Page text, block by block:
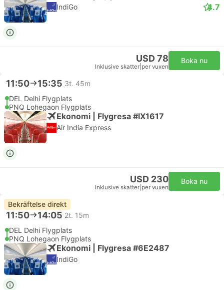
IndiGo 4.7
USD 78
Inklusive skatter per vuxen
Boka nu
11:50 15:35 3t. 45m
DEL Delhi Flygplats
PNQ Lohegaon Flygplats
Ekonomi | Flygresa #IX1617
Air India Express
USD 230
Inklusive skatter per vuxen
Boka nu
Bekräftelse direkt
11:50 14:05 2t. 15m
DEL Delhi Flygplats
PNQ Lohegaon Flygplats
Ekonomi | Flygresa #6E2487
IndiGo